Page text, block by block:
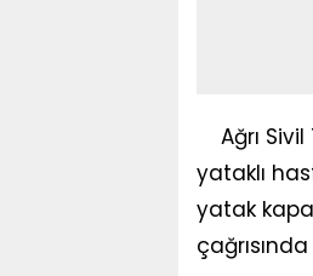
Ağrı
yataklı
yatak